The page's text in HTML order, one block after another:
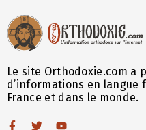
Le site Orthodoxie.com a
d’informations en langue
France et dans le monde.